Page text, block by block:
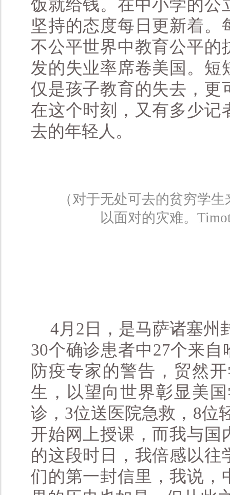
饭就给钱。在中小学的公
坚持的态度每日更新着
不公平世界中教育公平的
发的失业率席卷美国。短
仅是孩子教育的失去，更
在这个时刻，又有多少记
去的年轻人。
（对于无处可去的贫穷学
以面对的灾难。
4月2日，是马萨诸塞州
30个确诊患者中27个来
防疫专家的警告，贸然
生，以望向世界彰显美
诊，3位送医院急救，8位
开始网上授课，而我与国
的这段时日，我倍感以
们的第一封信里，我说